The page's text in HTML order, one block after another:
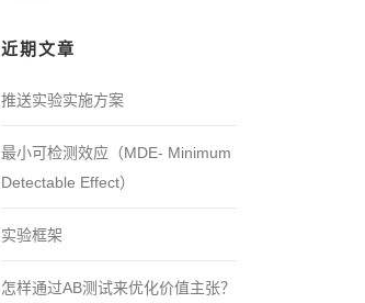
近期文章
推送实验实施方案
最小可检测效应（MDE- Minimum
Detectable Effect）
实验框架
怎样通过AB测试来优化价值主张？